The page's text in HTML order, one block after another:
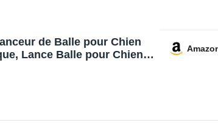
de Balle pour Chien
Lance Balle pour Chiens